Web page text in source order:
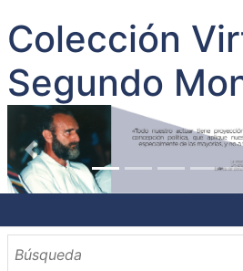
Colección
Segundo
INICIO